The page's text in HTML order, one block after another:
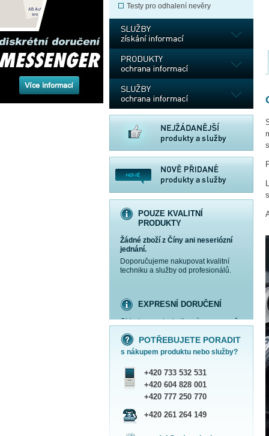
Testy pro odhalení nevěry
POUZE KVALITNÍ
PRODUKTY
Žádné zboží z Číny ani neseriózní
jednání.
Doporučujeme nakupovat kvalitní
techniku a služby od profesionálů.
více informací »
EXPRESNÍ DORUČENÍ
Objednanou techniku vám expresně
Praha - DNES
ČR - ZÍTRA DO 17 HODIN
Dále zasíláme zboží Obchodním
balíkem České pošty nebo přepravní
službou PPL.
více informací »
SHOWROOM PRAHA
Náš sortiment si můžete
prohlédnout, vyzkoušet a zakoupit
více informací »
více informací »
POTŘEBUJETE PORADIT
s nákupem produktu nebo služby?
+420 733 532 531
+420 604 828 001
+420 777 250 770
+420 261 264 149